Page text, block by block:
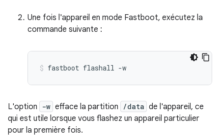
Une fois l'appareil en mode Fastboot, exécutez la
commande suivante :
fastboot flashall -w
L'option -w efface la partition /data de l'appareil, ce
qui est utile lorsque vous flashez un appareil particulier
pour la première fois.